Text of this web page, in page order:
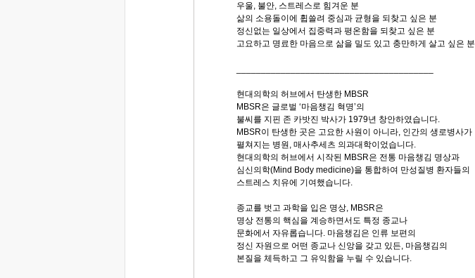
우울, 불안, 스트레스로 힘겨운 분
삶의 소용돌이에 휩쓸려 중심과 균형을 되찾고 싶은 분
정신없는 일상에서 집중력과 평온함을 되찾고 싶은 분
고요하고 명료한 마음으로 삶을 밀도 있고 충만하게 살고 싶은 분
현대의학의 허브에서 탄생한 MBSR
MBSR은 글로벌 ‘마음챙김 혁명’의
불씨를 지핀 존 카밧진 박사가 1979년 창안하였습니다.
MBSR이 탄생한 곳은 고요한 사원이 아니라, 인간의 생로병사가
펼쳐지는 병원, 매사추세츠 의과대학이었습니다.
현대의학의 허브에서 시작된 MBSR은 전통 마음챙김 명상과
심신의학(Mind Body medicine)을 통합하여 만성질병 환자들의
스트레스 치유에 기여했습니다.
종교를 벗고 과학을 입은 명상, MBSR은
명상 전통의 핵심을 계승하면서도 특정 종교나
문화에서 자유롭습니다. 마음챙김은 인류 보편의
정신 자원으로 어떤 종교나 신앙을 갖고 있든, 마음챙김의
본질을 체득하고 그 유익함을 누릴 수 있습니다.